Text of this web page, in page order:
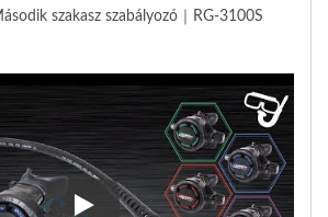
szakasz szabályozó｜RG-3100S